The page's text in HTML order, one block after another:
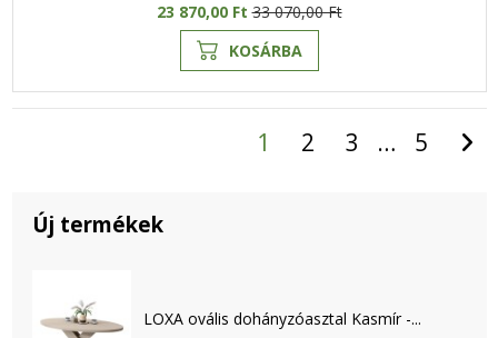
23 870,00 Ft33 070,00 Ft
KOSÁRBA
1 2 3 … 5
Új termékek
LOXA ovális dohányzóasztal Kasmír -...